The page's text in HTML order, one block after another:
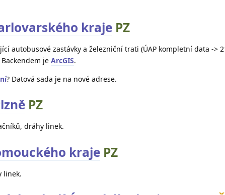
kraje PZ
autobusové zastávky a železniční trati (ÚAP kompletní data ->
je ArcGIS.
? Datová sada je na nové adrese.
PZ
dráhy linek.
kraje PZ
linek.